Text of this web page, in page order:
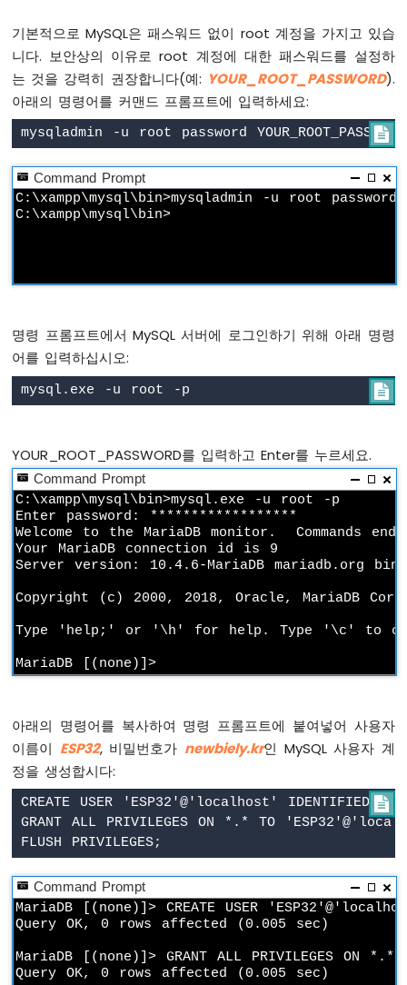
-
LED
매
트
릭
스
아
이
노
나
웹
한
LED
매
트
아
두
이
노
나
노
-
변
항
두
이
노
나
노
ESP32
변
저
항
기
아
기본적으로 MySQL은 패스워드 없이 root 계정을 가지고 있습
니다. 보안상의 이유로 root 계정에 대한 패스워드를 설정하
는 것을 강력히 권장합니다(예: YOUR_ROOT_PASSWORD).
아래의 명령어를 커맨드 프롬프트에 입력하세요:

Command Prompt
C:\xampp\mysql\bin>mysqladmin -u root password
명령 프롬프트에서 MySQL 서버에 로그인하기 위해 아래 명령
어를 입력하십시오:

YOUR_ROOT_PASSWORD를 입력하고 Enter를 누르세요.
Command Prompt
C:\xampp\mysql\bin>mysql.exe -u root -p
Enter password: ******************
Welcome to the MariaDB monitor.  Commands
Your MariaDB connection id is 9
Server version: 10.4.6-MariaDB mariadb.org
Copyright (c) 2000, 2018, Oracle, MariaDB
Type 'help;' or '\h' for help. Type '\c' to
아래의 명령어를 복사하여 명령 프롬프트에 붙여넣어 사용자
이름이 ESP32, 비밀번호가 newbiely.kr인 MySQL 사용자 계
정을 생성합시다:

CREATE USER 'ESP32'@'localhost' IDENTIFIED
GRANT ALL PRIVILEGES ON *.* TO
Command Prompt
MariaDB [(none)]> CREATE USER
Query OK, 0 rows affected (0.005 sec)
MariaDB [(none)]> GRANT ALL PRIVILEGES ON *.*
Query OK, 0 rows affected (0.005 sec)